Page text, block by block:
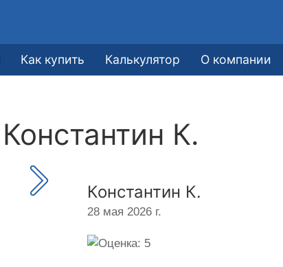
Как купить Калькулятор О компании
Константин К.
Константин К.
28 мая 2026 г.